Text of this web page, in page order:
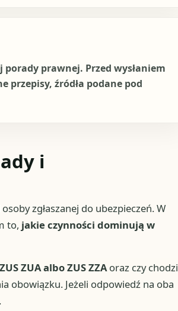
prawnej. Przed wysłaniem
przepisy, źródła podane pod
i
zgłaszanej do ubezpieczeń. W
to, jakie czynności dominują w
ZUS ZUA albo ZUS ZZAoraz czy chodzi
obowiązku. Jeżeli odpowiedź na oba